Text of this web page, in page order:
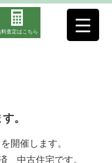
料査定はこちら
。
開催します。
中古住宅です。